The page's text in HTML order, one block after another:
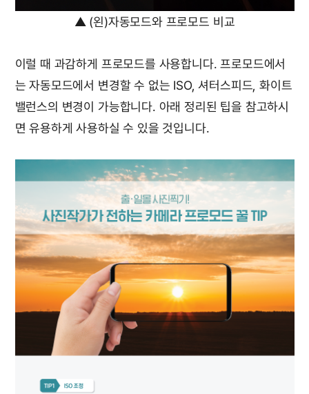
▲ (왼)자동모드와 프로모드 비교
이럴 때 과감하게 프로모드를 사용합니다. 프로모드에서
는 자동모드에서 변경할 수 없는 ISO, 셔터스피드, 화이트
밸런스의 변경이 가능합니다. 아래 정리된 팁을 참고하시
면 유용하게 사용하실 수 있을 것입니다.